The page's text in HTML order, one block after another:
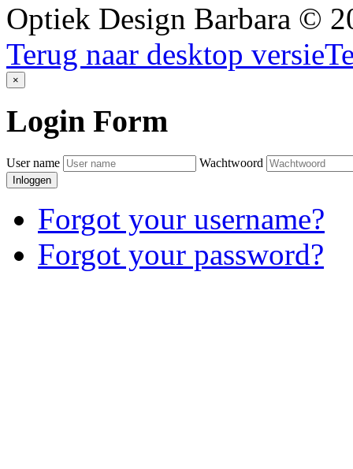
Optiek Design Barbara ©
Terug naar desktop versie
×
Login Form
User name Wachtwoord
Inloggen
Forgot your username?
Forgot your password?